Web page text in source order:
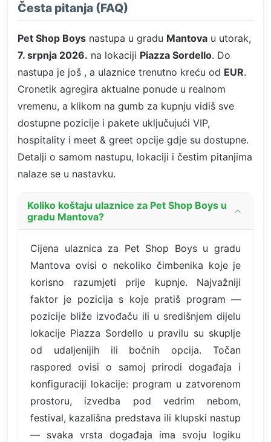
Česta pitanja (FAQ)
Pet Shop Boys nastupa u gradu Mantova u utorak,
7. srpnja 2026. na lokaciji Piazza Sordello. Do
nastupa je još , a ulaznice trenutno kreću od EUR.
Cronetik agregira aktualne ponude u realnom
vremenu, a klikom na gumb za kupnju vidiš sve
dostupne pozicije i pakete uključujući VIP,
hospitality i meet & greet opcije gdje su dostupne.
Detalji o samom nastupu, lokaciji i čestim pitanjima
nalaze se u nastavku.
Koliko koštaju ulaznice za Pet Shop Boys u
gradu Mantova?
Cijena ulaznica za Pet Shop Boys u gradu
Mantova ovisi o nekoliko čimbenika koje je
korisno razumjeti prije kupnje. Najvažniji
faktor je pozicija s koje pratiš program —
pozicije bliže izvođaču ili u središnjem dijelu
lokacije Piazza Sordello u pravilu su skuplje
od udaljenijih ili bočnih opcija. Točan
raspored ovisi o samoj prirodi događaja i
konfiguraciji lokacije: program u zatvorenom
prostoru, izvedba pod vedrim nebom,
festival, kazališna predstava ili klupski nastup
— svaka vrsta događaja ima svoju logiku